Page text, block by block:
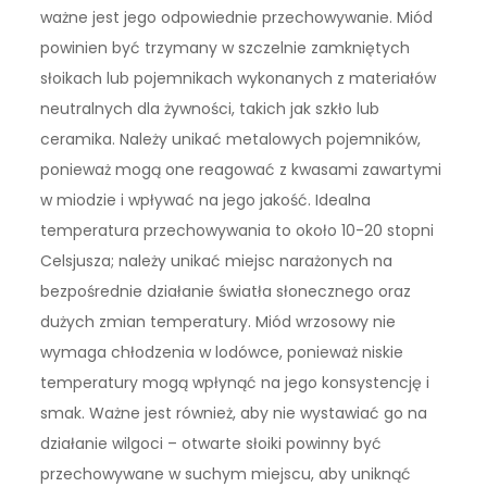
ważne jest jego odpowiednie przechowywanie. Miód
powinien być trzymany w szczelnie zamkniętych
słoikach lub pojemnikach wykonanych z materiałów
neutralnych dla żywności, takich jak szkło lub
ceramika. Należy unikać metalowych pojemników,
ponieważ mogą one reagować z kwasami zawartymi
w miodzie i wpływać na jego jakość. Idealna
temperatura przechowywania to około 10-20 stopni
Celsjusza; należy unikać miejsc narażonych na
bezpośrednie działanie światła słonecznego oraz
dużych zmian temperatury. Miód wrzosowy nie
wymaga chłodzenia w lodówce, ponieważ niskie
temperatury mogą wpłynąć na jego konsystencję i
smak. Ważne jest również, aby nie wystawiać go na
działanie wilgoci – otwarte słoiki powinny być
przechowywane w suchym miejscu, aby uniknąć